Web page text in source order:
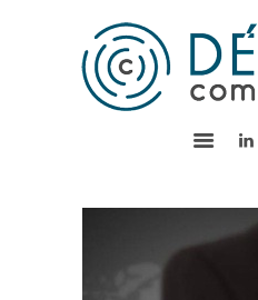
INICIO
SERVICIOS
CONTACTO